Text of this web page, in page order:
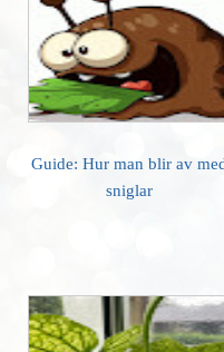
Guide: Hur man blir av
sniglar